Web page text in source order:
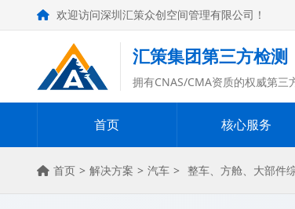
欢迎访问深圳汇策众创空间管理有限公司！
汇策集团第三方检测
拥有CNAS/CMA资质的权威第三
首页 核心服务
首页 > 解决方案 > 汽车 > 整车、方舱、大部件